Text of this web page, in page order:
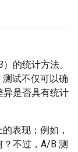
）的统计方法。
试不仅可以确
异是否具有统计
的表现；例如，
不过，A/B 测